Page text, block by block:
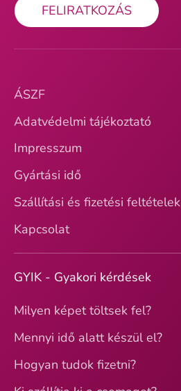
FELIRATKOZÁS
ÁSZF
Adatvédelmi tájékoztató
Impresszum
Gyártási idő
Szállítási és fizetési feltételek
Kapcsolat
GYIK - Gyakori kérdések
Milyen képet töltsek fel?
Mennyi idő alatt készül el?
Hogyan tudok fizetni?